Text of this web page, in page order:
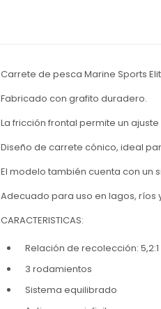
Carrete de pesca Marine Sports
Fabricado con grafito duradero.
La fricción frontal permite un
Diseño de carrete cónico, ideal
El modelo también cuenta con un
Adecuado para uso en lagos, ríos
CARACTERISTICAS:
Relación de recolección: 5,2:1
3 rodamientos
Sistema equilibrado